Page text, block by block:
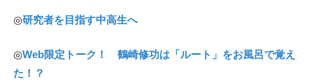
◎研究者を目指す中高生へ
◎Web限定トーク！ 鶴崎修功は「ルート」をお風呂で覚え
た！？